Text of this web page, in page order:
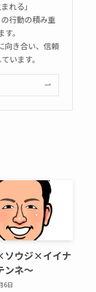
れる」
行動の積み重
。
向き合い、信頼
います。
ソウジ×イイナ
ンネ～
6日